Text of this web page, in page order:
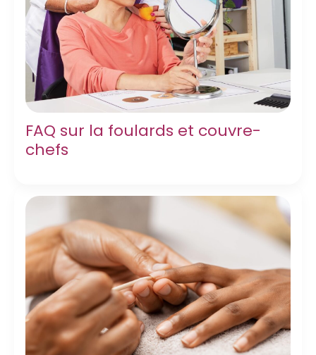
FAQ sur la foulards et couvre-
chefs